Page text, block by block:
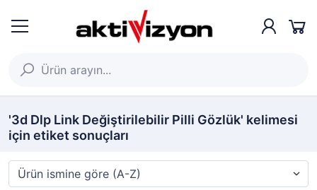
'3d Dlp Link Değiştirilebilir Pilli Gözlük' kelimesi
için etiket sonuçları